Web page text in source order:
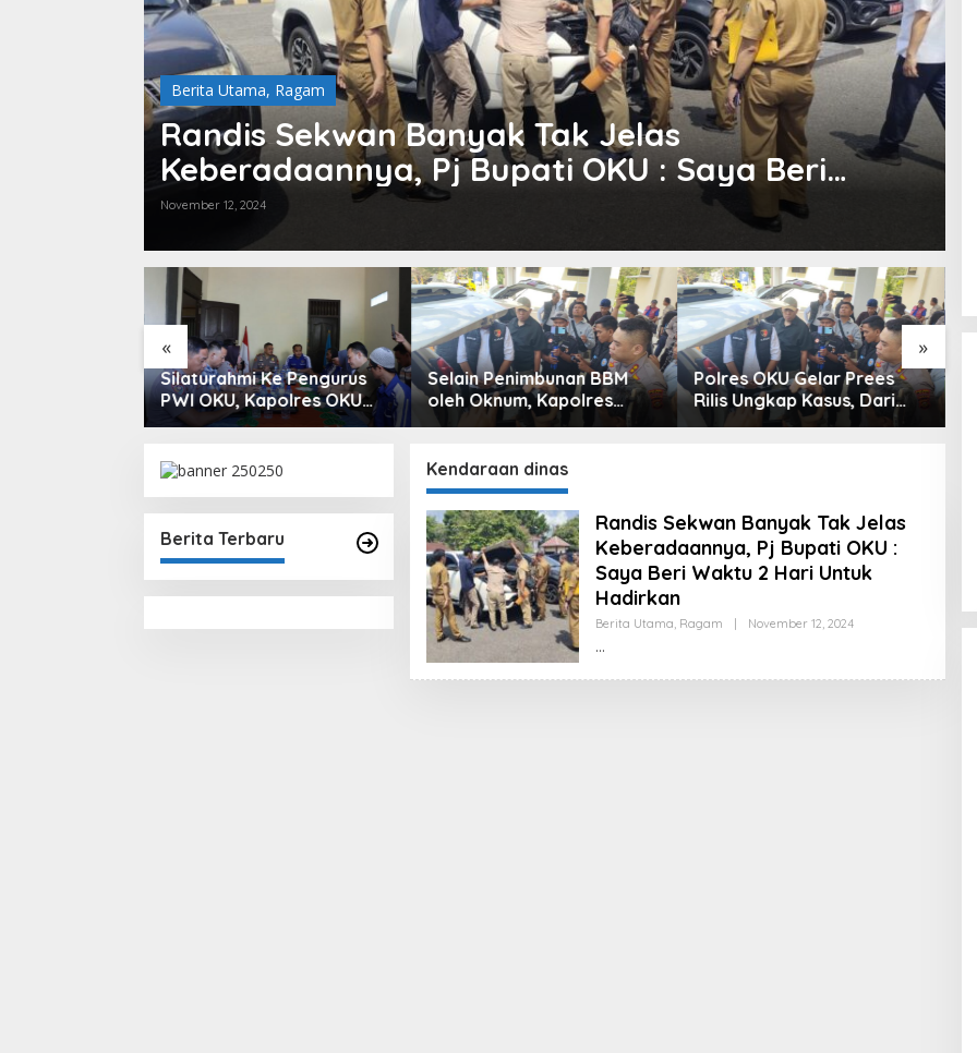
Berita Utama, Ragam
Randis Sekwan Banyak Tak Jelas
Keberadaannya, Pj Bupati OKU : Saya Beri
Waktu 2 Hari Untuk Hadirkan
November 12, 2024
« »
Silaturahmi Ke Pengurus
PWI OKU, Kapolres OKU
Apresiasi Hubungan Baik
Selain Penimbunan BBM
oleh Oknum, Kapolres
Sebut Pasokan BBM ke
Patra Niaga Bungkam
Polres OKU Gelar Prees
Rilis Ungkap Kasus, Dari
Narkotika Penyalahgunaan
Curi HP, Dedes
Anggota Satlantas
OKU Saat Patroli
Berita Terbaru
Kendaraan dinas
Randis Sekwan Banyak Tak Jelas
Keberadaannya, Pj Bupati OKU :
Saya Beri Waktu 2 Hari Untuk
Hadirkan
Berita Utama Ragam | November 12, 2024Oleh
Dipecat, Satu Mengundurkan Diri
Di Berita Daerah, Politik | Februari 28, 2025